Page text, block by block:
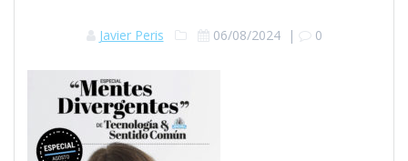
Javier Peris 06/08/2024| 0